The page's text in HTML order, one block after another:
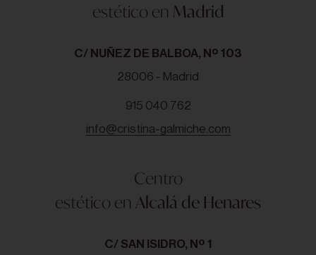
estético en Madrid
C/ NUÑEZ DE BALBOA, Nº 103
28006 - Madrid
915 040 762
info@cristina-galmiche.com
Centro
estético en Alcalá de Henares
C/ SAN ISIDRO, Nº 1